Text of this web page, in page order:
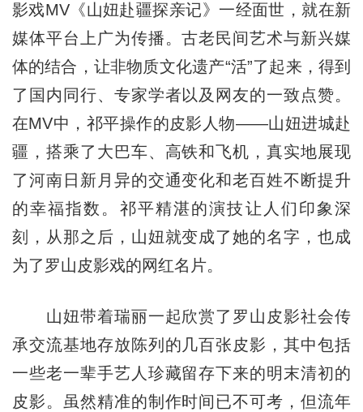
影戏MV《山妞赴疆探亲记》一经面世，就在新
媒体平台上广为传播。古老民间艺术与新兴媒
体的结合，让非物质文化遗产“活”了起来，得到
了国内同行、专家学者以及网友的一致点赞。
在MV中，祁平操作的皮影人物——山妞进城赴
疆，搭乘了大巴车、高铁和飞机，真实地展现
了河南日新月异的交通变化和老百姓不断提升
的幸福指数。祁平精湛的演技让人们印象深
刻，从那之后，山妞就变成了她的名字，也成
为了罗山皮影戏的网红名片。
山妞带着瑞丽一起欣赏了罗山皮影社会传
承交流基地存放陈列的几百张皮影，其中包括
一些老一辈手艺人珍藏留存下来的明末清初的
皮影。虽然精准的制作时间已不可考，但流年